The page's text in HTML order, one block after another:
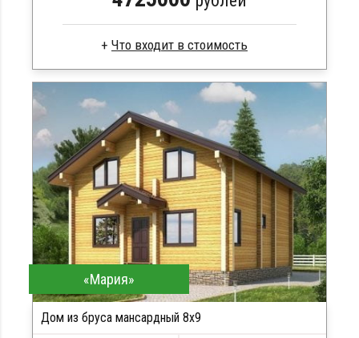
Стропила, балки 50х200 мм
Кровля металлочерепица
Метизы, саморезы, гвозди
Сборка на березовые нагеля, джут
Металлические сваи 108 диаметр
«Мария»
Дом из бруса мансардный 8x9